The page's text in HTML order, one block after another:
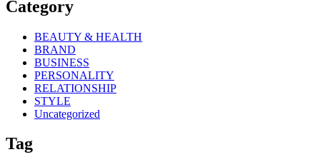
Category
BEAUTY & HEALTH
BRAND
BUSINESS
PERSONALITY
RELATIONSHIP
STYLE
Uncategorized
Tag